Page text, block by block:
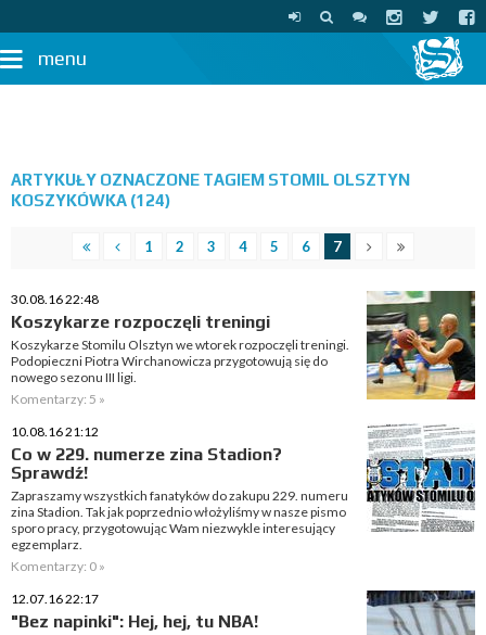
menu
ARTYKUŁY OZNACZONE TAGIEM STOMIL OLSZTYN
KOSZYKÓWKA (124)
1 2 3 4 5 6 7
30.08.16 22:48
Koszykarze rozpoczęli treningi
Koszykarze Stomilu Olsztyn we wtorek rozpoczęli treningi.
Podopieczni Piotra Wirchanowicza przygotowują się do
nowego sezonu III ligi.
Komentarzy: 5 »
10.08.16 21:12
Co w 229. numerze zina Stadion?
Sprawdź!
Zapraszamy wszystkich fanatyków do zakupu 229. numeru
zina Stadion. Tak jak poprzednio włożyliśmy w nasze pismo
sporo pracy, przygotowując Wam niezwykle interesujący
egzemplarz.
Komentarzy: 0 »
12.07.16 22:17
"Bez napinki": Hej, hej, tu NBA!